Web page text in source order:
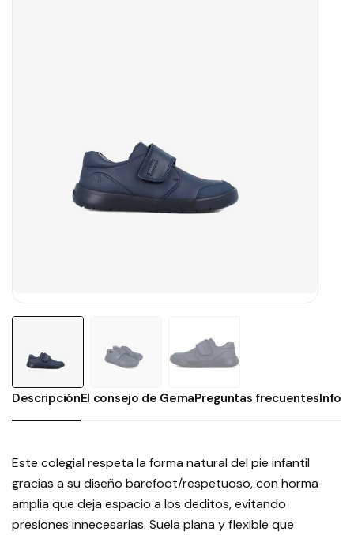
DescripciónEl consejo de GemaPreguntas frecuentes
Este colegial respeta la forma natural del pie infantil
gracias a su diseño barefoot/respetuoso, con horma
amplia que deja espacio a los deditos, evitando
presiones innecesarias. Suela plana y flexible que